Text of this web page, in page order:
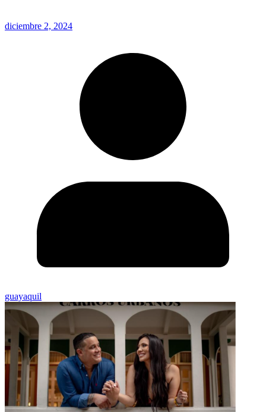
diciembre 2, 2024
guayaquil